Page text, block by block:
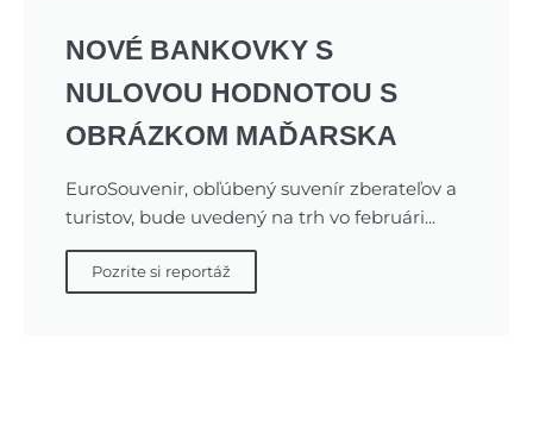
NOVÉ BANKOVKY S
NULOVOU HODNOTOU S
OBRÁZKOM MAĎARSKA
EuroSouvenir, obľúbený suvenír zberateľov a
turistov, bude uvedený na trh vo februári...
Pozrite si reportáž